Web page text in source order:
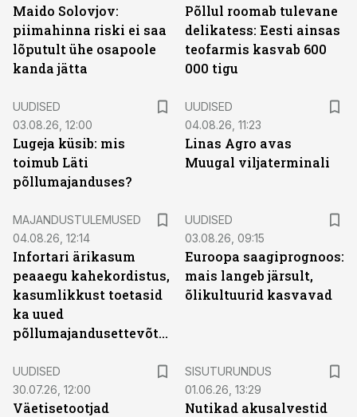
Maido Solovjov:
piimahinna riski ei saa
lõputult ühe osapoole
kanda jätta
Põllul roomab tulevane
delikatess: Eesti ainsas
teofarmis kasvab 600
000 tigu
UUDISED
03.08.26, 12:00
Lugeja küsib: mis
toimub Läti
põllumajanduses?
UUDISED
04.08.26, 11:23
Linas Agro avas
Muugal viljaterminali
MAJANDUSTULEMUSED
04.08.26, 12:14
Infortari ärikasum
peaaegu kahekordistus,
kasumlikkust toetasid
ka uued
põllumajandusettevõtted
UUDISED
03.08.26, 09:15
Euroopa saagiprognoos:
mais langeb järsult,
õlikultuurid kasvavad
UUDISED
30.07.26, 12:00
Väetisetootjad
SISUTURUNDUS
01.06.26, 13:29
Nutikad akusalvestid